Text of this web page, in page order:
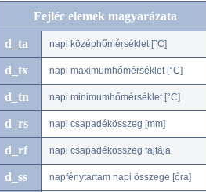
Fejléc elemek magyarázata
d_ta napi középhőmérséklet [°C]
d_tx napi maximumhőmérséklet [°C]
d_tn napi minimumhőmérséklet [°C]
d_rs napi csapadékösszeg [mm]
d_rf napi csapadékösszeg fajtája
d_ss napfénytartam napi összege [óra]